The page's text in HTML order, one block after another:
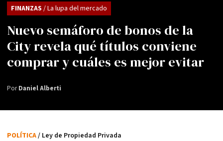
Nuevo semáforo de bonos de la
City revela qué títulos conviene
comprar y cuáles es mejor evitar
FINANZAS / La lupa del mercado
PorDaniel Alberti
POLÍTICA/ Ley de Propiedad Privada